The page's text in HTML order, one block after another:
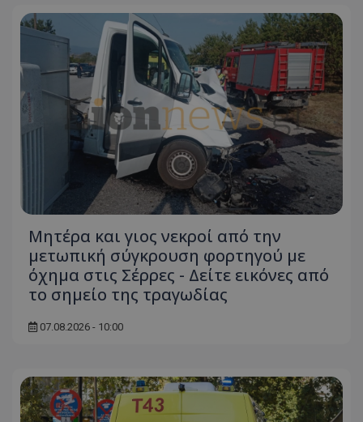
Μητέρα και γιος νεκροί από την
μετωπική σύγκρουση φορτηγού με
όχημα στις Σέρρες - Δείτε εικόνες από
το σημείο της τραγωδίας
07.08.2026 - 10:00